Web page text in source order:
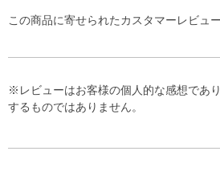
この商品に寄せられたカスタマーレビュ
※レビューはお客様の個人的な感想であ
するものではありません。